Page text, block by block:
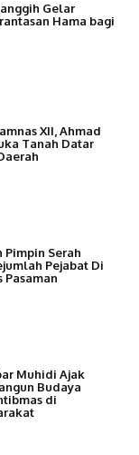
Gelar
Hama bagi
XII, Ahmad
Tanah Datar
Pimpin Serah
Pejabat Di
Pasaman
Muhidi Ajak
Budaya
di